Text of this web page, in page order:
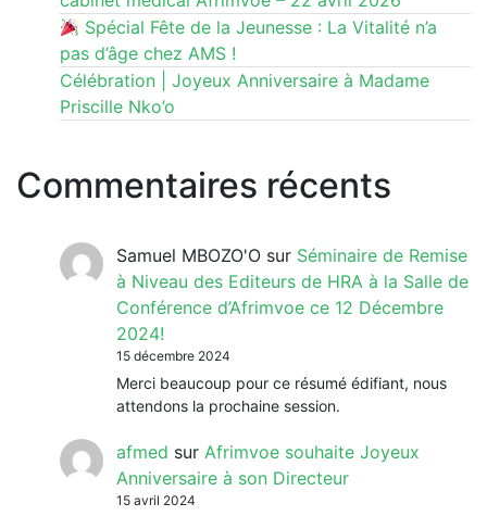
Spécial Fête de la Jeunesse : La Vitalité n’a
pas d’âge chez AMS !
Célébration | Joyeux Anniversaire à Madame
Priscille Nko’o
Commentaires récents
Samuel MBOZO'O sur Séminaire de Remise
à Niveau des Editeurs de HRA à la Salle de
Conférence d’Afrimvoe ce 12 Décembre
2024!
15 décembre 2024
Merci beaucoup pour ce résumé édifiant, nous
attendons la prochaine session.
afmed sur Afrimvoe souhaite Joyeux
Anniversaire à son Directeur
15 avril 2024